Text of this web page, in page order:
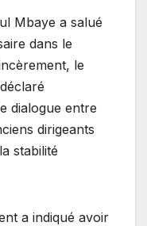
Mbaye a salué
dans le
le
dialogue entre
dirigeants
stabilité
a indiqué avoir